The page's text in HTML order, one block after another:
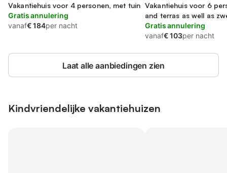
Vakantiehuis voor 4 personen, met tuin
Gratis annulering
vanaf€ 184per nacht
Vakantiehuis voor 6
and terras as well as
Gratis annulering
vanaf€ 103per nacht
Laat alle aanbiedingen zien
Kindvriendelijke vakantiehuizen